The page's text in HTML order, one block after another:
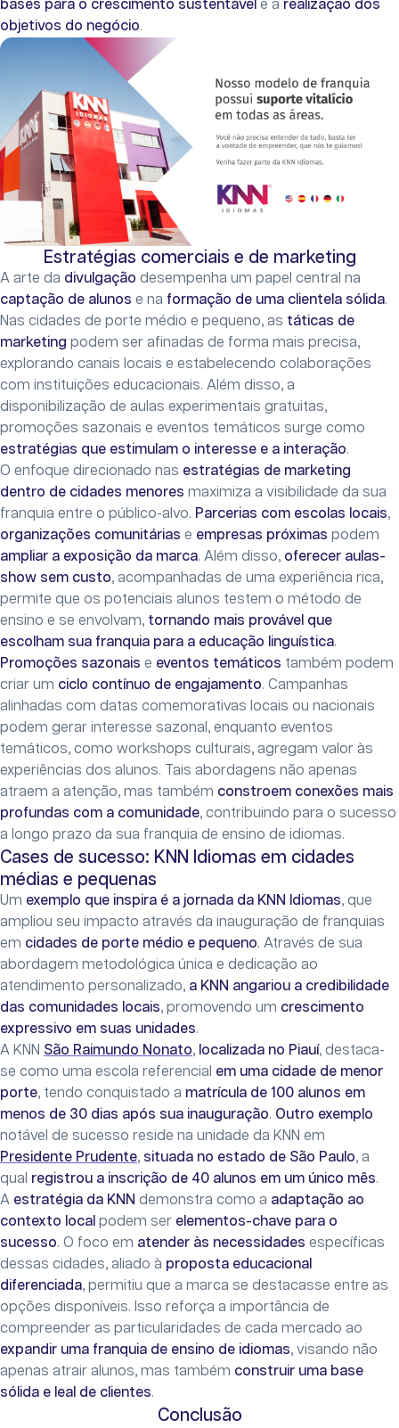
bases para o crescimento sustentável e a realização dos
objetivos do negócio.
Estratégias comerciais e de marketing
A arte da divulgação desempenha um papel central na
captação de alunos e na formação de uma clientela sólida.
Nas cidades de porte médio e pequeno, as táticas de
marketing podem ser afinadas de forma mais precisa,
explorando canais locais e estabelecendo colaborações
com instituições educacionais. Além disso, a
disponibilização de aulas experimentais gratuitas,
promoções sazonais e eventos temáticos surge como
estratégias que estimulam o interesse e a interação.
O enfoque direcionado nas estratégias de marketing
dentro de cidades menores maximiza a visibilidade da sua
franquia entre o público-alvo. Parcerias com escolas locais,
organizações comunitárias e empresas próximas podem
ampliar a exposição da marca. Além disso, oferecer aulas-
show sem custo, acompanhadas de uma experiência rica,
permite que os potenciais alunos testem o método de
ensino e se envolvam, tornando mais provável que
escolham sua franquia para a educação linguística.
Promoções sazonais e eventos temáticos também podem
criar um ciclo contínuo de engajamento. Campanhas
alinhadas com datas comemorativas locais ou nacionais
podem gerar interesse sazonal, enquanto eventos
temáticos, como workshops culturais, agregam valor às
experiências dos alunos. Tais abordagens não apenas
atraem a atenção, mas também constroem conexões mais
profundas com a comunidade, contribuindo para o sucesso
a longo prazo da sua franquia de ensino de idiomas.
Cases de sucesso: KNN Idiomas em cidades
médias e pequenas
Um exemplo que inspira é a jornada da KNN Idiomas, que
ampliou seu impacto através da inauguração de franquias
em cidades de porte médio e pequeno. Através de sua
abordagem metodológica única e dedicação ao
atendimento personalizado, a KNN angariou a credibilidade
das comunidades locais, promovendo um crescimento
expressivo em suas unidades.
A KNN São Raimundo Nonato, localizada no Piauí, destaca-
se como uma escola referencial em uma cidade de menor
porte, tendo conquistado a matrícula de 100 alunos em
menos de 30 dias após sua inauguração. Outro exemplo
notável de sucesso reside na unidade da KNN em
Presidente Prudente, situada no estado de São Paulo, a
qual registrou a inscrição de 40 alunos em um único mês.
A estratégia da KNN demonstra como a adaptação ao
contexto local podem ser elementos-chave para o
sucesso. O foco em atender às necessidades específicas
dessas cidades, aliado à proposta educacional
diferenciada, permitiu que a marca se destacasse entre as
opções disponíveis. Isso reforça a importância de
compreender as particularidades de cada mercado ao
expandir uma franquia de ensino de idiomas, visando não
apenas atrair alunos, mas também construir uma base
sólida e leal de clientes.
Conclusão